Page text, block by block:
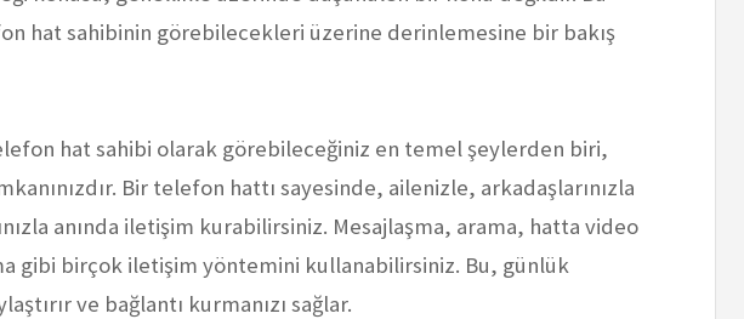
hat sahibinin görebilecekleri üzerine derinlemesine bir bakış
hat sahibi olarak görebileceğiniz en temel şeylerden biri,
Bir telefon hattı sayesinde, ailenizle, arkadaşlarınızla
anında iletişim kurabilirsiniz. Mesajlaşma, arama, hatta video
gibi birçok iletişim yöntemini kullanabilirsiniz. Bu, günlük
ve bağlantı kurmanızı sağlar.